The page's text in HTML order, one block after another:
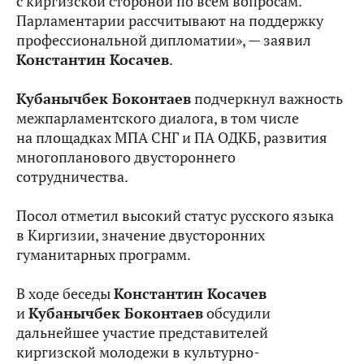
Парламентарии рассчитывают на поддержку
профессиональной дипломатии», — заявил
Константин Косачев.
Кубанычбек Боконтаевподчеркнул важность
межпарламентского диалога, в том числе
на площадках МПА СНГ и ПА ОДКБ, развития
многопланового двустороннего
сотрудничества.
Посол отметил высокий статус русского языка
в Киргизии, значение двусторонних
гуманитарных программ.
В ходе беседыКонстантин Косачев
иКубанычбек Боконтаевобсудили
дальнейшее участие представителей
киргизской молодежи в культурно-